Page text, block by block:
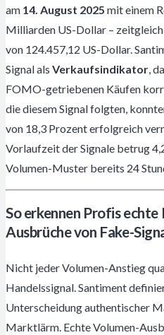
am 14. August 2025 mit einem
Milliarden US-Dollar –
von 124.457,12 US-Dollar.
Signal als Verkaufsindikator,
FOMO-getriebenen Käufen
die diesem Signal folgten,
von 18,3 Prozent erfolgreich
Vorlaufzeit der Signale betrug
Volumen-Muster bereits 24
So erkennen Profis
Ausbrüche von Fake-
Nicht jeder Volumen-Anstieg
Handelssignal. Santiment
Unterscheidung authentischer
Marktlärm. Echte Volumen-